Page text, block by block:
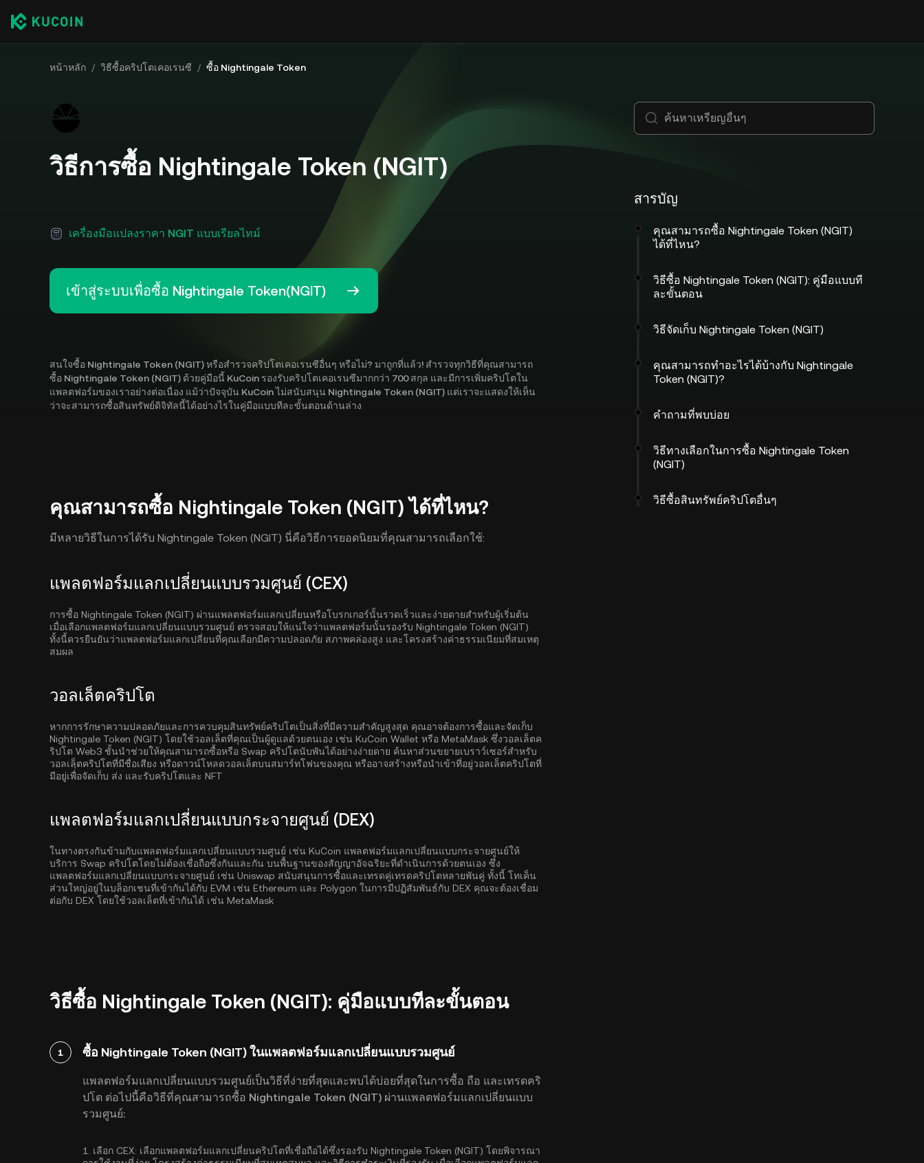
หน้าหลัก / วิธีซื้อคริปโตเคอเรนซี / ซื้อ Nightingale Token
วิธีการซื้อ Nightingale Token (NGIT)
เครื่องมือแปลงราคา NGIT แบบเรียลไทม์
เข้าสู่ระบบเพื่อซื้อ Nightingale Token(NGIT)
สนใจซื้อ Nightingale Token (NGIT) หรือสำรวจคริปโตเคอเรนซีอื่นๆ หรือไม่? มาถูกที่แล้ว! สำรวจทุกวิธีที่คุณสามารถ
ซื้อ Nightingale Token (NGIT) ด้วยคู่มือนี้ KuCoin รองรับคริปโตเคอเรนซีมากกว่า 700 สกุล และมีการเพิ่มคริปโตใน
แพลตฟอร์มของเราอย่างต่อเนื่อง แม้ว่าปัจจุบัน KuCoin ไม่สนับสนุน Nightingale Token (NGIT) แต่เราจะแสดงให้เห็น
ว่าจะสามารถซื้อสินทรัพย์ดิจิทัลนี้ได้อย่างไรในคู่มือแบบทีละขั้นตอนด้านล่าง
คุณสามารถซื้อ Nightingale Token (NGIT) ได้ที่ไหน?
มีหลายวิธีในการได้รับ Nightingale Token (NGIT) นี่คือวิธีการยอดนิยมที่คุณสามารถเลือกใช้:
แพลตฟอร์มแลกเปลี่ยนแบบรวมศูนย์ (CEX)
การซื้อ Nightingale Token (NGIT) ผ่านแพลตฟอร์มแลกเปลี่ยนหรือโบรกเกอร์นั้นรวดเร็วและง่ายดายสำหรับผู้เริ่มต้น
เมื่อเลือกแพลตฟอร์มแลกเปลี่ยนแบบรวมศูนย์ ตรวจสอบให้แน่ใจว่าแพลตฟอร์มนั้นรองรับ Nightingale Token (NGIT)
ทั้งนี้ควรยืนยันว่าแพลตฟอร์มแลกเปลี่ยนที่คุณเลือกมีความปลอดภัย สภาพคล่องสูง และโครงสร้างค่าธรรมเนียมที่สมเหตุ
สมผล
วอลเล็ตคริปโต
หากการรักษาความปลอดภัยและการควบคุมสินทรัพย์คริปโตเป็นสิ่งที่มีความสำคัญสูงสุด คุณอาจต้องการซื้อและจัดเก็บ
Nightingale Token (NGIT) โดยใช้วอลเล็ตที่คุณเป็นผู้ดูแลด้วยตนเอง เช่น KuCoin Wallet หรือ MetaMask ซึ่งวอลเล็ตค
ริปโต Web3 ชั้นนำช่วยให้คุณสามารถซื้อหรือ Swap คริปโตนับพันได้อย่างง่ายดาย ค้นหาส่วนขยายเบราว์เซอร์สำหรับ
วอลเลฺ็ตคริปโตที่มีชื่อเสียง หรือดาวน์โหลดวอลเล็ตบนสมาร์ทโฟนของคุณ หรืออาจสร้างหรือนำเข้าที่อยู่วอลเล็ตคริปโตที่
มีอยู่เพื่อจัดเก็บ ส่ง และรับคริปโตและ NFT
แพลตฟอร์มแลกเปลี่ยนแบบกระจายศูนย์ (DEX)
ในทางตรงกันข้ามกับแพลตฟอร์มแลกเปลี่ยนแบบรวมศูนย์ เช่น KuCoin แพลตฟอร์มแลกเปลี่ยนแบบกระจายศูนย์ให้
บริการ Swap คริปโตโดยไม่ต้องเชื่อถือซึ่งกันและกัน บนพื้นฐานของสัญญาอัจฉริยะที่ดำเนินการด้วยตนเอง ซึ่ง
แพลตฟอร์มแลกเปลี่ยนแบบกระจายศูนย์ เช่น Uniswap สนับสนุนการซื้อและเทรดคู่เทรดคริปโตหลายพันคู่ ทั้งนี้ โทเค็น
ส่วนใหญ่อยู่ในบล็อกเชนที่เข้ากันได้กับ EVM เช่น Ethereum และ Polygon ในการมีปฏิสัมพันธ์กับ DEX คุณจะต้องเชื่อม
ต่อกับ DEX โดยใช้วอลเล็ตที่เข้ากันได้ เช่น MetaMask
วิธีซื้อ Nightingale Token (NGIT): คู่มือแบบทีละขั้นตอน
1 ซื้อ Nightingale Token (NGIT) ในแพลตฟอร์มแลกเปลี่ยนแบบรวมศูนย์
แพลตฟอร์มแลกเปลี่ยนแบบรวมศูนย์เป็นวิธีที่ง่ายที่สุดและพบได้บ่อยที่สุดในการซื้อ ถือ และเทรดคริ
ปโต ต่อไปนี้คือวิธีที่คุณสามารถซื้อ Nightingale Token (NGIT) ผ่านแพลตฟอร์มแลกเปลี่ยนแบบ
รวมศูนย์:
1. เลือก CEX: เลือกแพลตฟอร์มแลกเปลี่ยนคริปโตที่เชื่อถือได้ซึ่งรองรับ Nightingale Token (NGIT) โดยพิจารณา
สารบัญ
คุณสามารถซื้อ Nightingale Token (NGIT)
ได้ที่ไหน?
วิธีซื้อ Nightingale Token (NGIT): คู่มือแบบที
ละขั้นตอน
วิธีจัดเก็บ Nightingale Token (NGIT)
คุณสามารถทำอะไรได้บ้างกับ Nightingale
Token (NGIT)?
คำถามที่พบบ่อย
วิธีทางเลือกในการซื้อ Nightingale Token
(NGIT)
วิธีซื้อสินทรัพย์คริปโตอื่นๆ